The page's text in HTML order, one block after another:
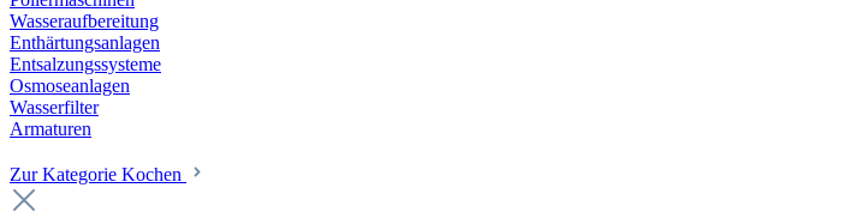
Wasseraufbereitung
Enthärtungsanlagen
Entsalzungssysteme
Osmoseanlagen
Wasserfilter
Armaturen
Zur Kategorie Kochen